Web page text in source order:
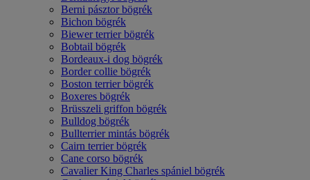
Berni pásztor bögrék
Bichon bögrék
Biewer terrier bögrék
Bobtail bögrék
Bordeaux-i dog bögrék
Border collie bögrék
Boston terrier bögrék
Boxeres bögrék
Brüsszeli griffon bögrék
Bulldog bögrék
Bullterrier mintás bögrék
Cairn terrier bögrék
Cane corso bögrék
Cavalier King Charles spániel bögrék